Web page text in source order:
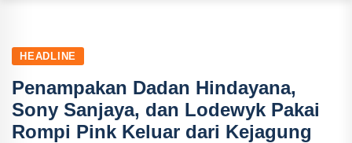
HEADLINE
Penampakan Dadan Hindayana,
Sony Sanjaya, dan Lodewyk Pakai
Rompi Pink Keluar dari Kejagung